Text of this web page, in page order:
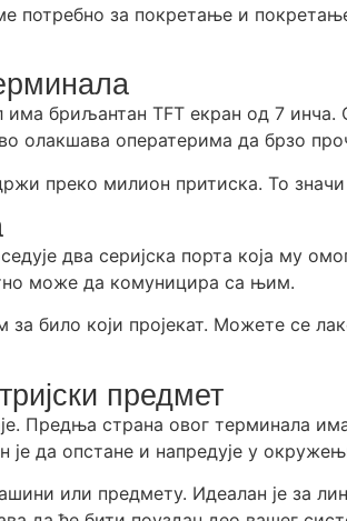
потребно за покретање и
има бриљантан TFT екран од 7
олакшава оператерима да брзо
преко милион притиска. То
два серијска порта која му
може да комуницира са њим.
било који пројекат. Можете се
предмет
Предња страна овог терминала
је да опстане и напредује у
или предмету. Идеалан је за